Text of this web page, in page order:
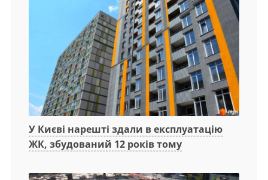
У Києві нарешті здали в експлуатацію
ЖК, збудований 12 років тому